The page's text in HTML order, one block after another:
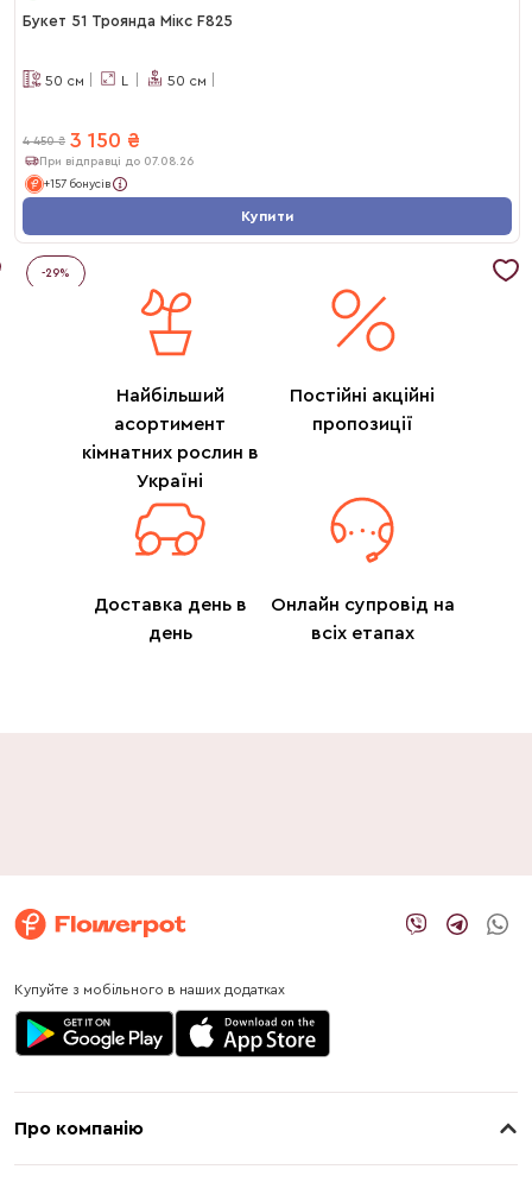
Букет 51 Троянда Мікс F825
50 см L 50 см
4 450 ₴ 3 150 ₴
При відправці до 07.08.26
+157 бонусів
Купити
-29%
Найбільший
асортимент
кімнатних рослин в
Україні
Постійні акційні
пропозиції
Доставка день в
день
Онлайн супровід на
всіх етапах
Купуйте з мобільного в наших додатках
Про компанію